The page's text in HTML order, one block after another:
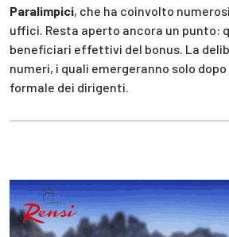
Paralimpici, che ha coinvolto
uffici. Resta aperto ancora un punto:
beneficiari effettivi del bonus. La
numeri, i quali emergeranno solo
formale dei dirigenti.